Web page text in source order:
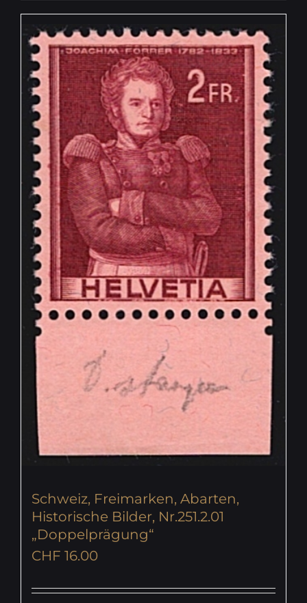
Schweiz, Freimarken, Abarten,
Historische Bilder, Nr.251.2.01
„Doppelprägung“
CHF 16.00